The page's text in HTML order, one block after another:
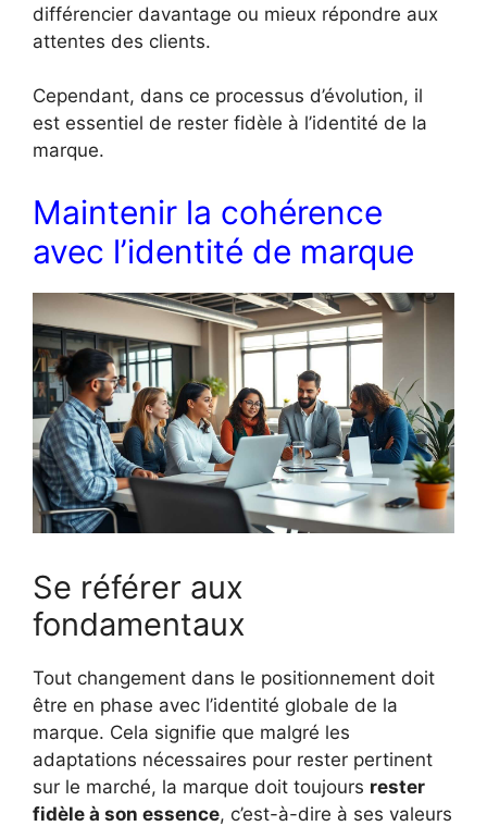
différencier davantage ou mieux répondre aux
attentes des clients.
Cependant, dans ce processus d’évolution, il
est essentiel de rester fidèle à l’identité de la
marque.
Maintenir la cohérence
avec l’identité de marque
Se référer aux
fondamentaux
Tout changement dans le positionnement doit
être en phase avec l’identité globale de la
marque. Cela signifie que malgré les
adaptations nécessaires pour rester pertinent
sur le marché, la marque doit toujours rester
fidèle à son essence, c’est-à-dire à ses valeurs